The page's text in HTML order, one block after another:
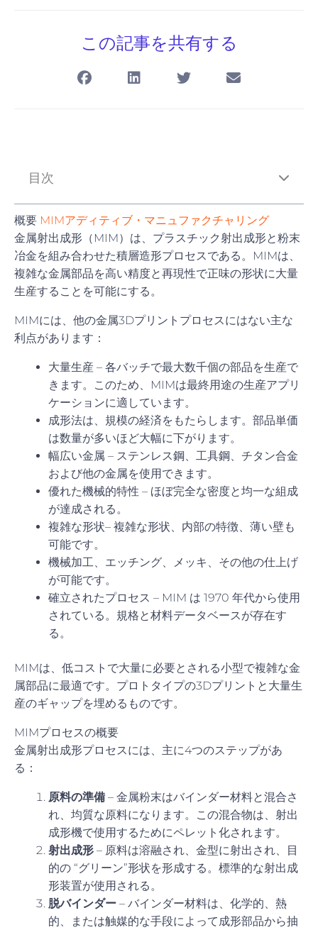
この記事を共有する
目次
概要 MIMアディティブ・マニュファクチャリング
金属射出成形（MIM）は、プラスチック射出成形と粉末
冶金を組み合わせた積層造形プロセスである。MIMは、
複雑な金属部品を高い精度と再現性で正味の形状に大量
生産することを可能にする。
MIMには、他の金属3Dプリントプロセスにはない主な
利点があります：
大量生産 – 各バッチで最大数千個の部品を生産で
きます。このため、MIMは最終用途の生産アプリ
ケーションに適しています。
成形法は、規模の経済をもたらします。部品単価
は数量が多いほど大幅に下がります。
幅広い金属 – ステンレス鋼、工具鋼、チタン合金
および他の金属を使用できます。
優れた機械的特性 – ほぼ完全な密度と均一な組成
が達成される。
複雑な形状– 複雑な形状、内部の特徴、薄い壁も
可能です。
機械加工、エッチング、メッキ、その他の仕上げ
が可能です。
確立されたプロセス – MIM は 1970 年代から使用
されている。規格と材料データベースが存在す
る。
MIMは、低コストで大量に必要とされる小型で複雑な金
属部品に最適です。プロトタイプの3Dプリントと大量生
産のギャップを埋めるものです。
MIMプロセスの概要
金属射出成形プロセスには、主に4つのステップがあ
る：
原料の準備 – 金属粉末はバインダー材料と混合さ
れ、均質な原料になります。この混合物は、射出
成形機で使用するためにペレット化されます。
射出成形 – 原料は溶融され、金型に射出され、目
的の “グリーン”形状を形成する。標準的な射出成
形装置が使用される。
脱バインダー – バインダー材料は、化学的、熱
的、または触媒的な手段によって成形部品から抽